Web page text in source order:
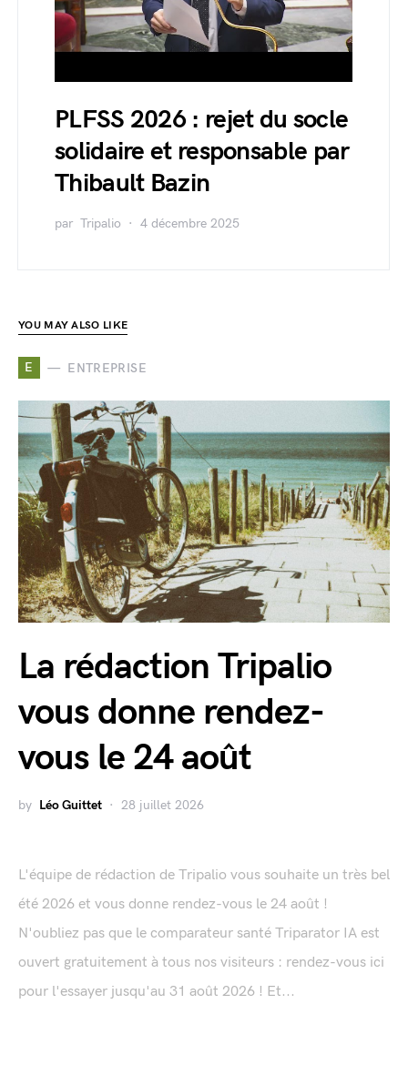
PLFSS 2026 : rejet du socle
solidaire et responsable par
Thibault Bazin
par Tripalio 4 décembre 2025
YOU MAY ALSO LIKE
E ENTREPRISE
La rédaction Tripalio
vous donne rendez-
vous le 24 août
by Léo Guittet 28 juillet 2026
L'équipe de rédaction de Tripalio vous souhaite un très bel
été 2026 et vous donne rendez-vous le 24 août !
N'oubliez pas que le comparateur santé Triparator IA est
ouvert gratuitement à tous nos visiteurs : rendez-vous ici
pour l'essayer jusqu'au 31 août 2026 ! Et...